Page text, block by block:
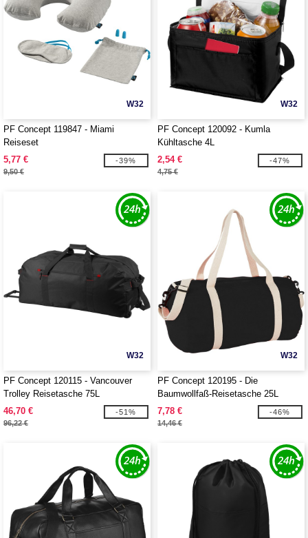
W32
PF Concept 119847 - Miami
Reiseset
5,77 €
9,50 €
-39%
W32
PF Concept 120092 - Kumla
Kühltasche 4L
2,54 €
4,75 €
-47%
W32
PF Concept 120115 - Vancouver
Trolley Reisetasche 75L
46,70 €
96,22 €
-51%
W32
PF Concept 120195 - Die
Baumwollfaß-Reisetasche 25L
7,78 €
14,46 €
-46%